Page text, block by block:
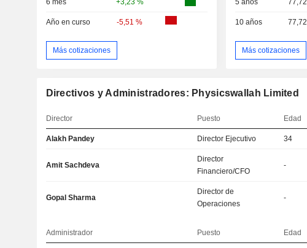
6 mes +3,23 %
Año en curso -5,51 %
Más cotizaciones
5 años 77,72
10 años 77,72
Más cotizaciones
Directivos y Administradores: Physicswallah Limited
Director Puesto Edad
Alakh Pandey Director Ejecutivo 34
Amit Sachdeva
Director
Financiero/CFO
-
Gopal Sharma
Director de
Operaciones
-
Administrador Puesto Edad